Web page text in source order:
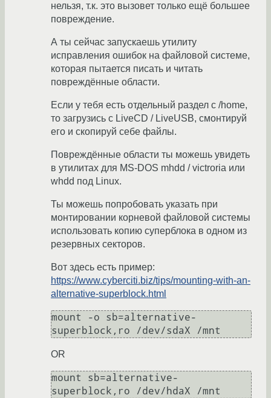
нельзя, т.к. это вызовет только ещё большее
повреждение.
А ты сейчас запускаешь утилиту
исправления ошибок на файловой системе,
которая пытается писать и читать
повреждённые области.
Если у тебя есть отдельный раздел с /home,
то загрузись с LiveCD / LiveUSB, смонтируй
его и скопируй себе файлы.
Повреждённые области ты можешь увидеть
в утилитах для MS-DOS mhdd / victroria или
whdd под Linux.
Ты можешь попробовать указать при
монтировании корневой файловой системы
использовать копию суперблока в одном из
резервных секторов.
Вот здесь есть пример:
https://www.cyberciti.biz/tips/mounting-with-an-
alternative-superblock.html
mount -o sb=alternative-
OR
mount sb=alternative-